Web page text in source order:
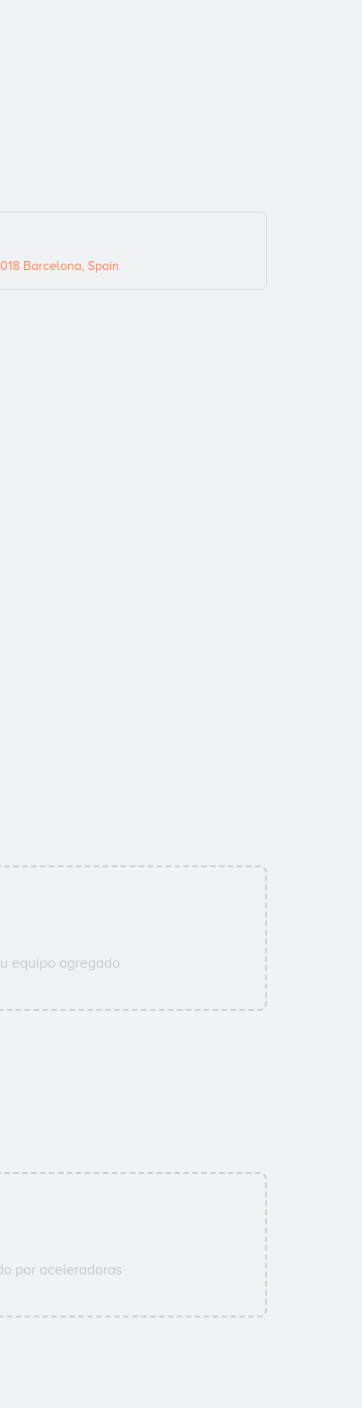
Barcelona, Spain
equipo agregado
por aceleradoras